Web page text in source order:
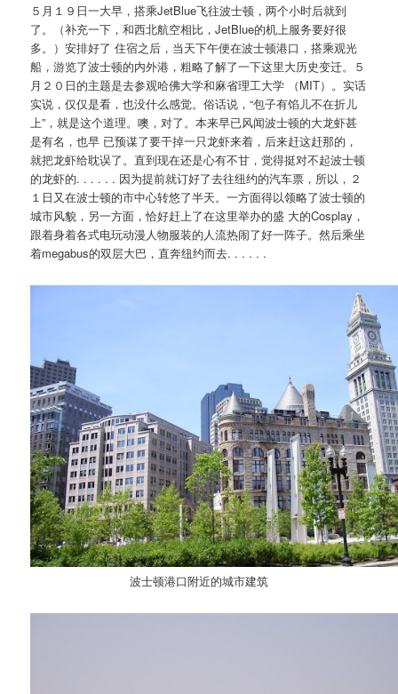
５月１９日一大早，搭乘JetBlue飞往波士顿，两个小时后就到
了。（补充一下，和西北航空相比，JetBlue的机上服务要好很
多。）安排好了 住宿之后，当天下午便在波士顿港口，搭乘观光
船，游览了波士顿的内外港，粗略了解了一下这里大历史变迁。５
月２０日的主题是去参观哈佛大学和麻省理工大学 （MIT）。实话
实说，仅仅是看，也没什么感觉。俗话说，“包子有馅儿不在折儿
上”，就是这个道理。噢，对了。本来早已风闻波士顿的大龙虾甚
是有名，也早 已预谋了要干掉一只龙虾来着，后来赶这赶那的，
就把龙虾给耽误了。直到现在还是心有不甘，觉得挺对不起波士顿
的龙虾的. . . . . . 因为提前就订好了去往纽约的汽车票，所以，２
１日又在波士顿的市中心转悠了半天。一方面得以领略了波士顿的
城市风貌，另一方面，恰好赶上了在这里举办的盛 大的Cosplay，
跟着身着各式电玩动漫人物服装的人流热闹了好一阵子。然后乘坐
着megabus的双层大巴，直奔纽约而去. . . . . .
波士顿港口附近的城市建筑